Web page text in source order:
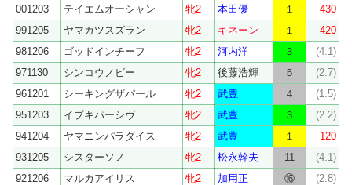
001203
テイエムオーシャン 牝2 本田優 １
430
991205
ヤマカツスズラン 牝2 キネーン １
420
981206
ゴッドインチーフ 牝2 河内洋 ３
(4.1)
971130
シンコウノビー 牝2 後藤浩輝 ５
(2.7)
961201
シーキングザパール 牝2 武豊 ４
(1.5)
951203
イブキパーシヴ 牝2 武豊 ３
(2.2)
941204
ヤマニンパラダイス 牝2 武豊 １
120
931205
シスターソノ 牝2 松永幹夫 11
(4.1)
921206
マルカアイリス 牝2 加用正 ⑯
(2.8)